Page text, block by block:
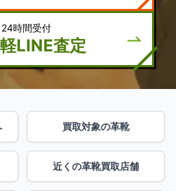
24時間受付
LINE査定
買取対象の革靴
近くの革靴買取店舗